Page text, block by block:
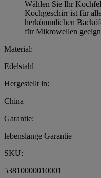
Wählen Sie Ihr
Kochgeschirr ist für
herkömmlichen
für Mikrowellen
Material:
Edelstahl
Hergestellt in:
China
Garantie:
lebenslange Garantie
SKU:
53810000010001